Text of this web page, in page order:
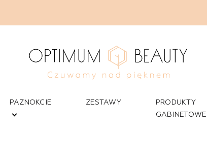
PAZNOKCIE ZESTAWY
PRODUKTY
GABINETOWE